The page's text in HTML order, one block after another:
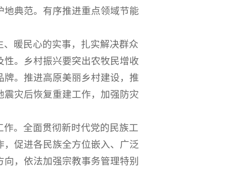
典范。有序推进重点领域节能
暖民心的实事，扎实解决群众
。乡村振兴要突出农牧民增收
。推进高原美丽乡村建设，推
灾后恢复重建工作，加强防灾
。全面贯彻新时代党的民族工
促进各民族全方位嵌入、广泛
，依法加强宗教事务管理特别